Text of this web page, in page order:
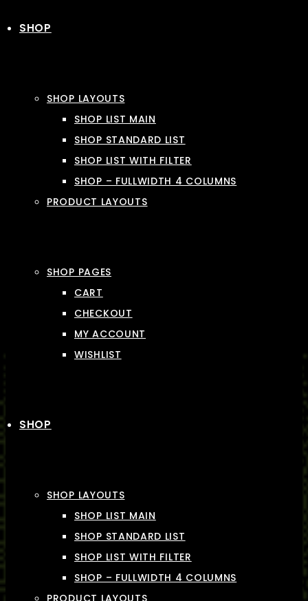
SHOP
SHOP LAYOUTS
SHOP LIST MAIN
SHOP STANDARD LIST
SHOP LIST WITH FILTER
SHOP – FULLWIDTH 4 COLUMNS
PRODUCT LAYOUTS
SHOP PAGES
CART
CHECKOUT
MY ACCOUNT
WISHLIST
SHOP
SHOP LAYOUTS
SHOP LIST MAIN
SHOP STANDARD LIST
SHOP LIST WITH FILTER
SHOP – FULLWIDTH 4 COLUMNS
PRODUCT LAYOUTS